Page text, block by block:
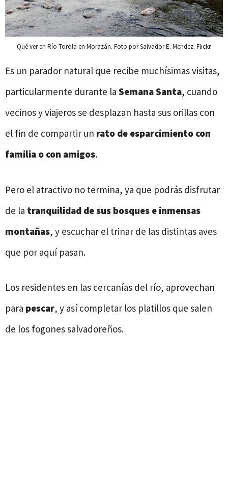
Qué ver en Río Torola en Morazán. Foto por Salvador E. Mendez. Flickr.
Es un parador natural que recibe muchísimas visitas,
particularmente durante la Semana Santa, cuando
vecinos y viajeros se desplazan hasta sus orillas con
el fin de compartir un rato de esparcimiento con
familia o con amigos.
Pero el atractivo no termina, ya que podrás disfrutar
de la tranquilidad de sus bosques e inmensas
montañas, y escuchar el trinar de las distintas aves
que por aquí pasan.
Los residentes en las cercanías del río, aprovechan
para pescar, y así completar los platillos que salen
de los fogones salvadoreños.